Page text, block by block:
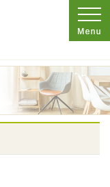
新築戸建てを手がける工
ける工務店ならCALM